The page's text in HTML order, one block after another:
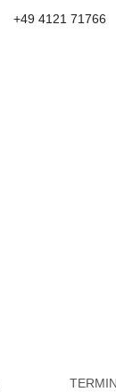
+49 4121 71766